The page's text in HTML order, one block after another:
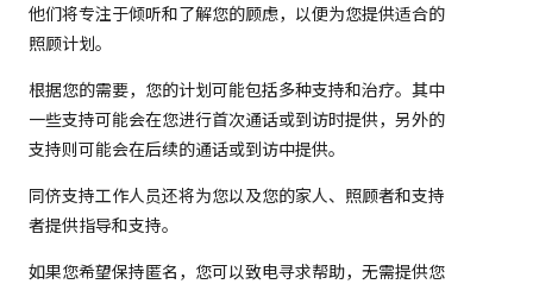
他们将专注于倾听和了解您的顾虑，以便为您提供适合的
照顾计划。
根据您的需要，您的计划可能包括多种支持和治疗。其中
一些支持可能会在您进行首次通话或到访时提供，另外的
支持则可能会在后续的通话或到访中提供。
同侪支持工作人员还将为您以及您的家人、照顾者和支持
者提供指导和支持。
如果您希望保持匿名，您可以致电寻求帮助，无需提供您